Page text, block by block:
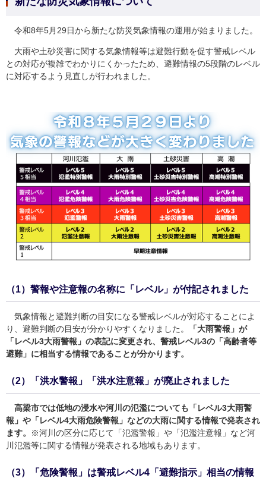
令和8年5月29日から新たな防災気象情報の運用が始まりました。
大雨や土砂災害に関する気象情報等は避難行動を促す警戒レベル
との対応が複雑でわかりにくかったため、避難情報の5段階のレベル
に対応するよう見直しが行われました。
（1）警報や注意報の名称に「レベル」が付記されました
気象情報と避難判断の目安になる警戒レベルが対応することによ
り、避難判断の目安が分かりやすくなりました。
「大雨警報」が
「レベル3大雨警報」の表記に変更され、警戒レベル3の「高齢者等
避難」に相当する情報であることが分かります。
（2）「洪水警報」「洪水注意報」が廃止されました
高梁市では低地の浸水や河川の氾濫についても「レベル3大雨警
報」や「レベル4大雨危険警報」などの大雨に関する情報で発表され
ます。
※河川の区分に応じて「氾濫警報」や「氾濫注意報」など河
川氾濫等に関する情報が発表される地域もあります。
（3）「危険警報」は警戒レベル4「避難指示」相当の情報